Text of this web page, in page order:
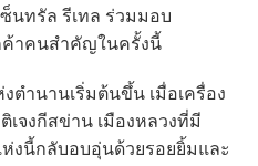
นทรัล รีเทล ร่วมมอบ
าคนสำคัญในครั้งนี้
นานเริ่มต้นขึ้น เมื่อเครื่อง
จงกีสข่าน เมืองหลวงที่มี
งนี้กลับอบอุ่นด้วยรอยยิ้มและ